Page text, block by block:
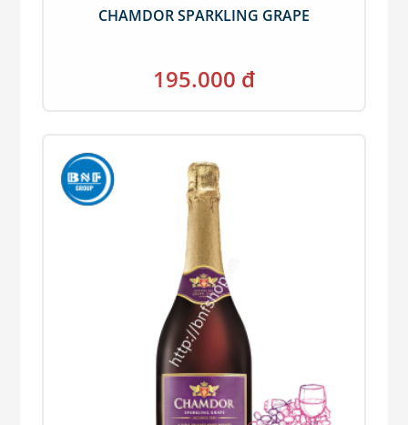
CHAMDOR SPARKLING GRAPE
195.000 đ